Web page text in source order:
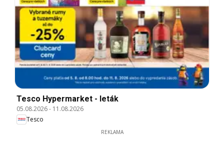
Tesco Hypermarket - leták
05.08.2026- 11.08.2026
Tesco
REKLAMA